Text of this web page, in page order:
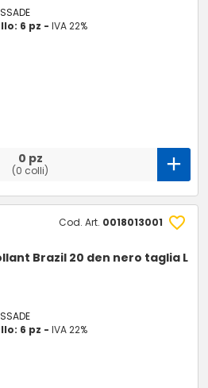
6 pz -IVA 22%
0 pz
(0 colli)
Cod. Art. 0018013001
Brazil 20 den nero taglia L
6 pz -IVA 22%